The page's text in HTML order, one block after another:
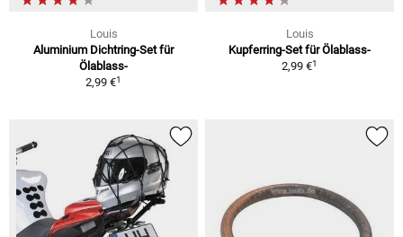
Louis
Aluminium Dichtring-Set für
Ölablass-
2,99 €1
Louis
Kupferring-Set für Ölablass-
2,99 €1